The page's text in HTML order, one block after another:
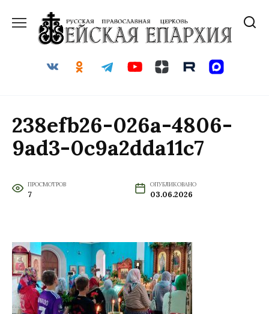
содержанию
238efb26-026a-4806-
9ad3-0c9a2dda11c7
ПРОСМОТРОВ
7
ОПУБЛИКОВАНО
03.06.2026